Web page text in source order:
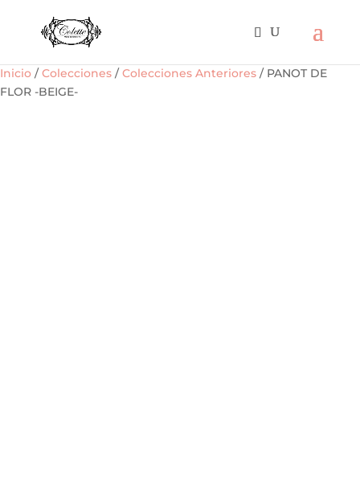
Inicio /Colecciones /Colecciones Anteriores / PANOT DE
FLOR -BEIGE-